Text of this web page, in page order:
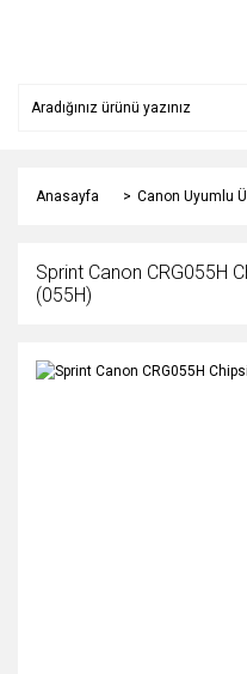
Anasayfa Canon Uyumlu
Sprint Canon CRG055H
(055H)